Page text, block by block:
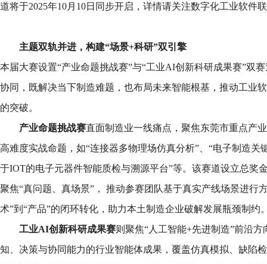
道将于2025年10月10日同步开启，详情请关注数字化工业软件
主题双轨并进，构建“场景+科研”双引擎
本届大赛设置“产业命题挑战赛”与“工业AI创新科研成果赛”双
协同，既解决当下制造难题，也布局未来智能根基，推动工业
的突破。
产业命题挑战赛直面制造业一线痛点，聚焦东莞市重点产
高难度实战命题，如“连接器多物理场仿真分析”、“电子制造关
于IOT的电子元器件智能质检与溯源平台”等。该赛道设立总奖
聚焦“真问题、真场景”， 推动参赛团队基于真实产线场景进行
术”到“产品”的闭环转化，助力本土制造企业破解发展瓶颈制约
工业AI创新科研成果赛则聚焦“人工智能+先进制造”前沿
知、决策与协同能力的行业智能体成果，覆盖仿真模拟、缺陷